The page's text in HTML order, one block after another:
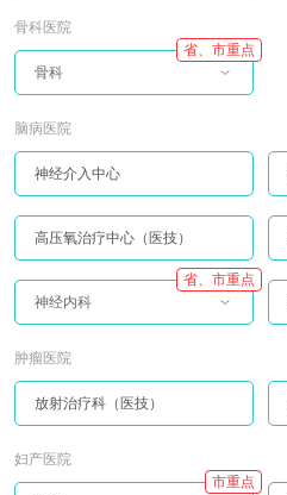
骨科医院
骨科
省、市重点
脑病医院
神经介入中心
高压氧治疗中心（医技）
神经内科
省、市重点
肿瘤医院
放射治疗科（医技）
妇产医院
市重点